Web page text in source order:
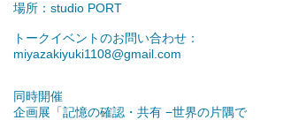
場所：studio PORT
トークイベントのお問い合わせ：
miyazakiyuki1108@gmail.com
同時開催
企画展「記憶の確認・共有 −世界の片隅で